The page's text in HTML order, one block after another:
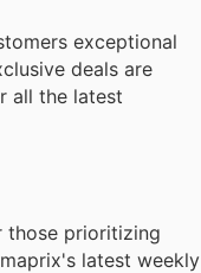
exceptional
deals are
all the latest
those prioritizing
latest weekly